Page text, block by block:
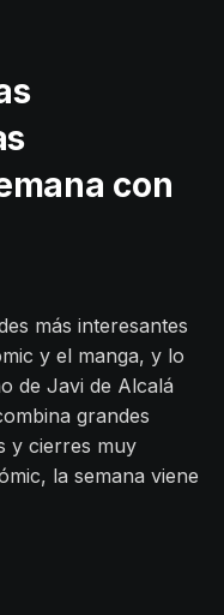
con
más interesantes
y el manga, y lo
de Javi de Alcalá
grandes
y cierres muy
la semana viene